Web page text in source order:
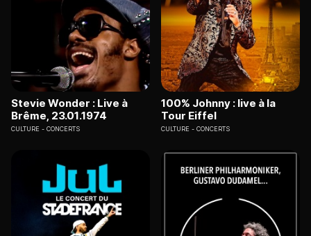
Stevie Wonder : Live à
Brême, 23.01.1974
CULTURE CONCERTS
100% Johnny : live à la
Tour Eiffel
CULTURE CONCERTS